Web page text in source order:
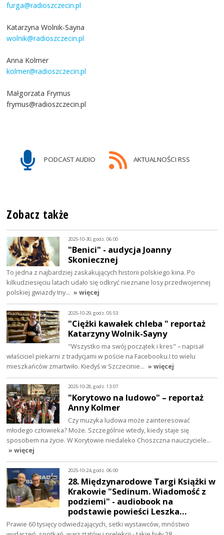
furga@radioszczecin.pl
Katarzyna Wolnik-Sayna
wolnik@radioszczecin.pl
Anna Kolmer
kolmer@radioszczecin.pl
Małgorzata Frymus
frymus@radioszczecin.pl
PODCAST AUDIO AKTUALNOŚCI RSS
Zobacz także
2025-10-30, godz. 06:00
"Benici" - audycja Joanny
Skoniecznej
To jedna z najbardziej zaskakujących historii polskiego kina. Po
kilkudziesięciu latach udało się odkryć nieznane losy przedwojennej
polskiej gwiazdy Iny… » więcej
2025-10-29, godz. 05:53
"Ciężki kawałek chleba " reportaż
Katarzyny Wolnik-Sayny
"Wszystko ma swój początek i kres" – napisał
właściciel piekarni z tradycjami w poście na Facebooku.I to wielu
mieszkańców zmartwiło. Kiedyś w Szczecinie… » więcej
2025-10-28, godz. 13:07
"Korytowo na ludowo" – reportaż
Anny Kolmer
Czy muzyka ludowa może zainteresować
młodego człowieka? Może. Szczególnie wtedy, kiedy staje się
sposobem na życie. W Korytowie niedaleko Choszczna nauczyciele…
» więcej
2025-10-24, godz. 06:00
28. Międzynarodowe Targi Książki w
Krakowie "Sedinum. Wiadomość z
podziemi" - audiobook na
podstawie powieści Leszka…
Prawie 60 tysięcy odwiedzających, setki wystawców, mnóstwo